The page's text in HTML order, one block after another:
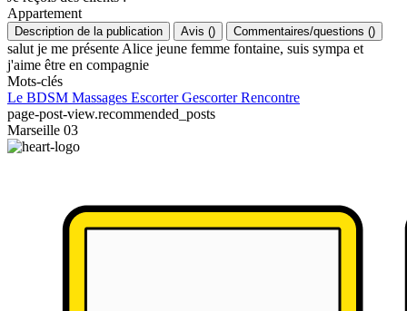
Appartement
Description de la publication Avis () Commentaires/questions ()
salut je me présente Alice jeune femme fontaine, suis sympa et
j'aime être en compagnie
Mots-clés
Le BDSM Massages EscorterGescorterRencontre
page-post-view.recommended_posts
Marseille 03